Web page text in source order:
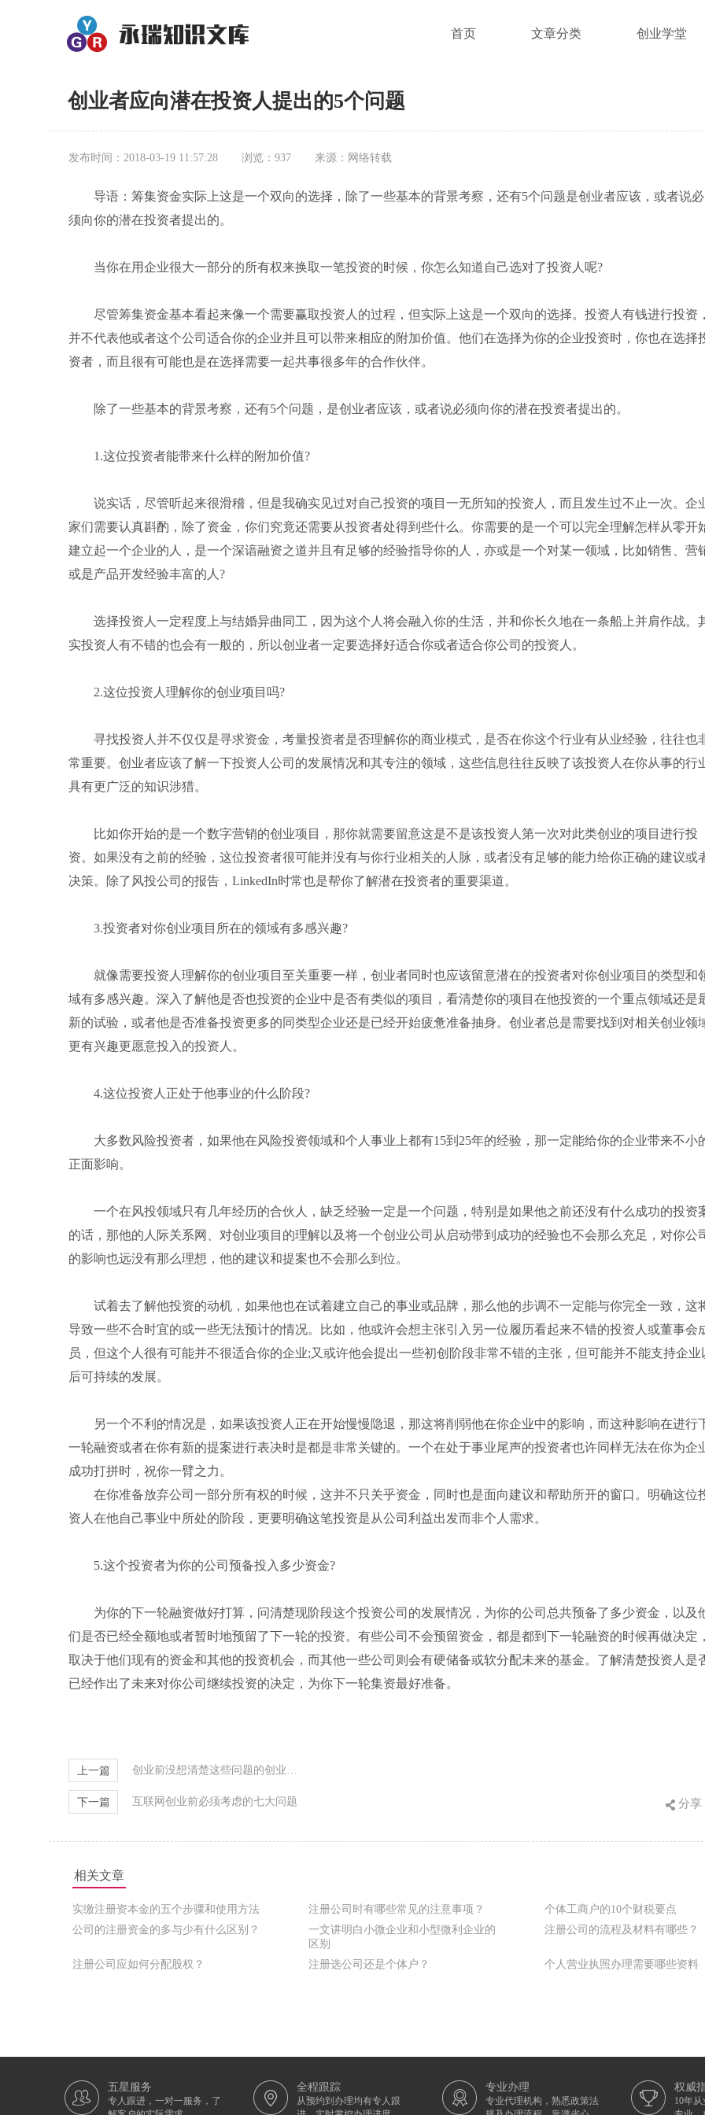
首页 文章分类 创业学堂
创业者应向潜在投资人提出的5个问题
发布时间：2018-03-19 11:57:28 浏览：937 来源：网络转载
导语：筹集资金实际上这是一个双向的选择，除了一些基本的背景考察，还有5个问题是创业者应该，或者说必
须向你的潜在投资者提出的。
当你在用企业很大一部分的所有权来换取一笔投资的时候，你怎么知道自己选对了投资人呢?
尽管筹集资金基本看起来像一个需要赢取投资人的过程，但实际上这是一个双向的选择。投资人有钱进行投资，
并不代表他或者这个公司适合你的企业并且可以带来相应的附加价值。他们在选择为你的企业投资时，你也在选择
资者，而且很有可能也是在选择需要一起共事很多年的合作伙伴。
除了一些基本的背景考察，还有5个问题，是创业者应该，或者说必须向你的潜在投资者提出的。
1.这位投资者能带来什么样的附加价值?
说实话，尽管听起来很滑稽，但是我确实见过对自己投资的项目一无所知的投资人，而且发生过不止一次。企
家们需要认真斟酌，除了资金，你们究竟还需要从投资者处得到些什么。你需要的是一个可以完全理解怎样从零开
建立起一个企业的人，是一个深谙融资之道并且有足够的经验指导你的人，亦或是一个对某一领域，比如销售、营
或是产品开发经验丰富的人?
选择投资人一定程度上与结婚异曲同工，因为这个人将会融入你的生活，并和你长久地在一条船上并肩作战。
实投资人有不错的也会有一般的，所以创业者一定要选择好适合你或者适合你公司的投资人。
2.这位投资人理解你的创业项目吗?
寻找投资人并不仅仅是寻求资金，考量投资者是否理解你的商业模式，是否在你这个行业有从业经验，往往也
常重要。创业者应该了解一下投资人公司的发展情况和其专注的领域，这些信息往往反映了该投资人在你从事的行
具有更广泛的知识涉猎。
比如你开始的是一个数字营销的创业项目，那你就需要留意这是不是该投资人第一次对此类创业的项目进行投
资。如果没有之前的经验，这位投资者很可能并没有与你行业相关的人脉，或者没有足够的能力给你正确的建议或
决策。除了风投公司的报告，LinkedIn时常也是帮你了解潜在投资者的重要渠道。
3.投资者对你创业项目所在的领域有多感兴趣?
就像需要投资人理解你的创业项目至关重要一样，创业者同时也应该留意潜在的投资者对你创业项目的类型和
域有多感兴趣。深入了解他是否也投资的企业中是否有类似的项目，看清楚你的项目在他投资的一个重点领域还是
新的试验，或者他是否准备投资更多的同类型企业还是已经开始疲惫准备抽身。创业者总是需要找到对相关创业领
更有兴趣更愿意投入的投资人。
4.这位投资人正处于他事业的什么阶段?
大多数风险投资者，如果他在风险投资领域和个人事业上都有15到25年的经验，那一定能给你的企业带来不小
正面影响。
一个在风投领域只有几年经历的合伙人，缺乏经验一定是一个问题，特别是如果他之前还没有什么成功的投资
的话，那他的人际关系网、对创业项目的理解以及将一个创业公司从启动带到成功的经验也不会那么充足，对你公
的影响也远没有那么理想，他的建议和提案也不会那么到位。
试着去了解他投资的动机，如果他也在试着建立自己的事业或品牌，那么他的步调不一定能与你完全一致，这
导致一些不合时宜的或一些无法预计的情况。比如，他或许会想主张引入另一位履历看起来不错的投资人或董事会
员，但这个人很有可能并不很适合你的企业;又或许他会提出一些初创阶段非常不错的主张，但可能并不能支持企业
后可持续的发展。
另一个不利的情况是，如果该投资人正在开始慢慢隐退，那这将削弱他在你企业中的影响，而这种影响在进行
一轮融资或者在你有新的提案进行表决时是都是非常关键的。一个在处于事业尾声的投资者也许同样无法在你为企
成功打拼时，祝你一臂之力。
在你准备放弃公司一部分所有权的时候，这并不只关乎资金，同时也是面向建议和帮助所开的窗口。明确这位
资人在他自己事业中所处的阶段，更要明确这笔投资是从公司利益出发而非个人需求。
5.这个投资者为你的公司预备投入多少资金?
为你的下一轮融资做好打算，问清楚现阶段这个投资公司的发展情况，为你的公司总共预备了多少资金，以及
们是否已经全额地或者暂时地预留了下一轮的投资。有些公司不会预留资金，都是都到下一轮融资的时候再做决定，
取决于他们现有的资金和其他的投资机会，而其他一些公司则会有硬储备或软分配未来的基金。了解清楚投资人是
已经作出了未来对你公司继续投资的决定，为你下一轮集资最好准备。
上一篇 创业前没想清楚这些问题的创业者都完蛋了！
下一篇 互联网创业前必须考虑的七大问题 分享
相关文章
实缴注册资本金的五个步骤和使用方法 注册公司时有哪些常见的注意事项？
个体工商户的10个财税要点
公司的注册资金的多与少有什么区别？
一文讲明白小微企业和小型微利企业的
区别
注册公司的流程及材料有哪些？
注册公司应如何分配股权？ 注册选公司还是个体户？ 个人营业执照办理需要哪些资料
五星服务
专人跟进，一对一服务，了
全程跟踪
从预约到办理均有专人跟
专业办理
专业代理机构，熟悉政策法
权威
10年